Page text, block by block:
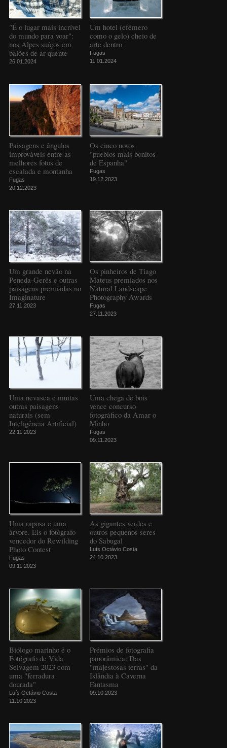
"É o lugar mais incrível
do mundo para voar":
nos Alpes suíços em
balões de ar quente
26.01.2024
Um hotel (efémero
como o gelo) cheio de
arte dentro
Fugas
11.01.2024
Paisagens e ângulos
improváveis entre as
melhores fotos de
escalada e montanha
Fugas
20.12.2023
Os cinco novos
"pueblos mais bonitos
de Espanha"
Fugas
19.12.2023
Um grande nevão na
Peneda-Gerês e outras
paisagens premiadas no
Imaginature
27.11.2023
Os pinheiros de Tiago
Mateus premiados nos
Natural Landscape
Photography Awards
Fugas
27.11.2023
Uma nevasca e muitas
outras paisagens
naturais (sem
Inteligência Artificial)
22.11.2023
Uma chega de bois
vence concurso
fotográfico da Amar o
Minho
Fugas
09.11.2023
Uma raposa e uma
árvore. Eis o fotógrafo
vencedor do Rewilding
Photo Contest
Fugas
09.11.2023
As gigantes verdes e
outros pequenos seres
do Sabugal
Luís Octávio Costa
24.10.2023
Biólogo marinho é o
Fotógrafo de Vida
Selvagem 2023 com
uma "ferradura
dourada"
Luís Octávio Costa
11.10.2023
Prémios de fotografia
panorâmica: Das
"majestosas terras" da
Islândia à Caverna
Fantasma
09.10.2023